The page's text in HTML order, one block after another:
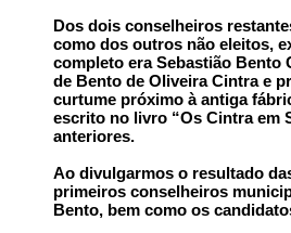
Dos dois conselheiros
como dos outros não eleitos,
completo era Sebastião Bento
de Bento de Oliveira Cintra e
curtume próximo à antiga
escrito no livro “Os Cintra em
anteriores.
Ao divulgarmos o resultado
primeiros conselheiros
Bento, bem como os